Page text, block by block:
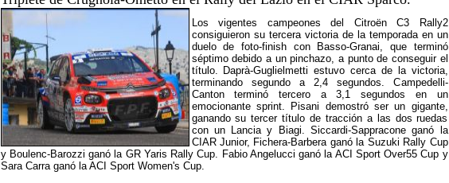
Los vigentes campeones del Citroën C3 Rally2
consiguieron su tercera victoria de la temporada en un
duelo de foto-finish con Basso-Granai, que terminó
séptimo debido a un pinchazo, a punto de conseguir el
título. Daprà-Guglielmetti estuvo cerca de la victoria,
terminando segundo a 2,4 segundos. Campedelli-
Canton terminó tercero a 3,1 segundos en un
emocionante sprint. Pisani demostró ser un gigante,
ganando su tercer título de tracción a las dos ruedas
con un Lancia y Biagi. Siccardi-Sappracone ganó la
CIAR Junior, Fichera-Barbera ganó la Suzuki Rally Cup
y Boulenc-Barozzi ganó la GR Yaris Rally Cup. Fabio Angelucci ganó la ACI Sport Over55 Cup y
Sara Carra ganó la ACI Sport Women's Cup.